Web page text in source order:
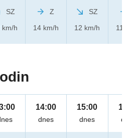
SZ
km/h
Z
14 km/h
SZ
12 km/h
11 km/h
14:00
dnes
15:00
dnes
16:00
dnes